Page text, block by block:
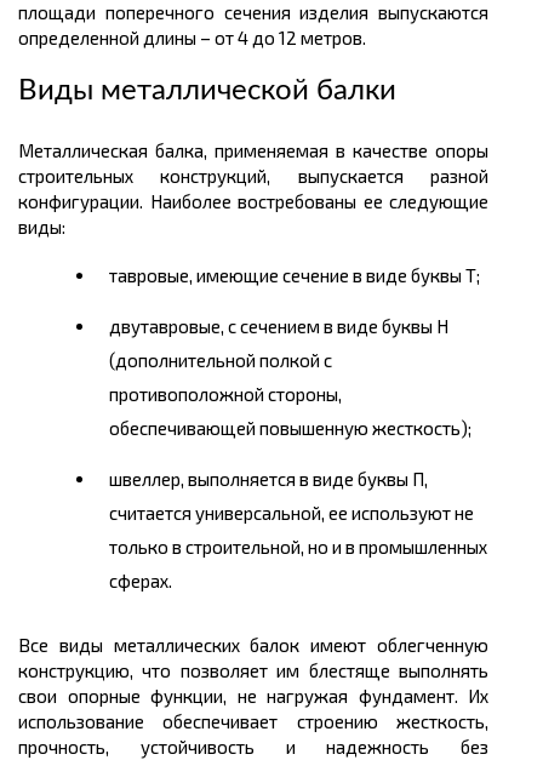
площади поперечного сечения изделия выпускаются
определенной длины – от 4 до 12 метров.
Виды металлической балки
Металлическая балка, применяемая в качестве опоры
строительных конструкций, выпускается разной
конфигурации. Наиболее востребованы ее следующие
виды:
тавровые, имеющие сечение в виде буквы Т;
двутавровые, с сечением в виде буквы Н
(дополнительной полкой с
противоположной стороны,
обеспечивающей повышенную жесткость);
швеллер, выполняется в виде буквы П,
считается универсальной, ее используют не
только в строительной, но и в промышленных
сферах.
Все виды металлических балок имеют облегченную
конструкцию, что позволяет им блестяще выполнять
свои опорные функции, не нагружая фундамент. Их
использование обеспечивает строению жесткость,
прочность, устойчивость и надежность без